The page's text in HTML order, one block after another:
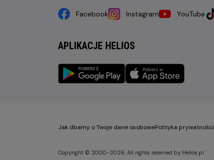
Facebook Instagram YouTube
APLIKACJE HELIOS
Jak dbamy o Twoje dane osobowePolityka prywatności
Copyright © 2000-2026. All rights reserved by Helios.pl